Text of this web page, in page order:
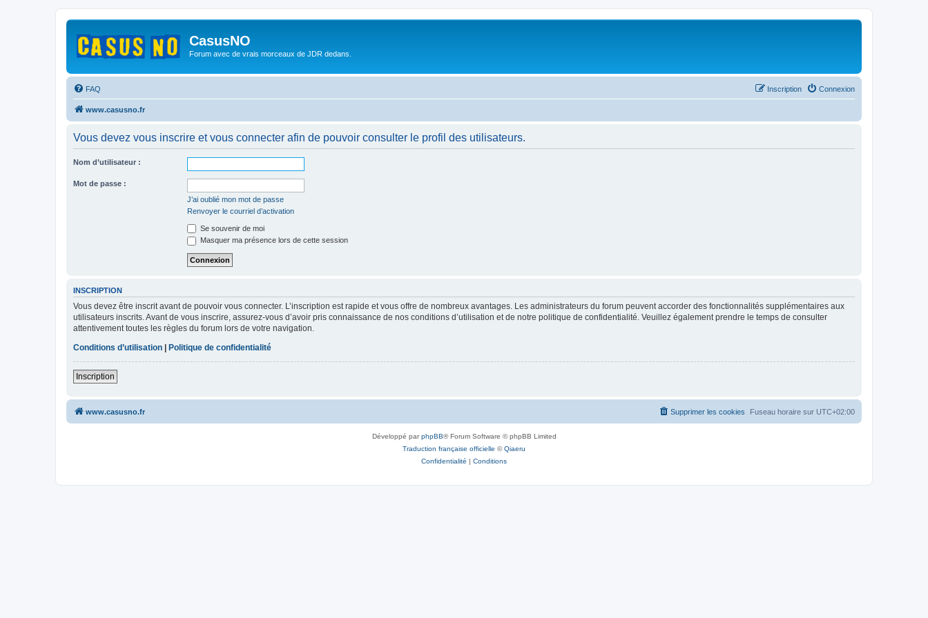
CasusNO
Forum avec de vrais morceaux de JDR dedans.
FAQ Connexion
Inscription
www.casusno.fr
Vous devez vous inscrire et vous connecter afin de pouvoir consulter le profil des utilisateurs.
Nom d’utilisateur :
Mot de passe :
J’ai oublié mon mot de passe
Renvoyer le courriel d’activation
Se souvenir de moi
Masquer ma présence lors de cette session
INSCRIPTION
Vous devez être inscrit avant de pouvoir vous connecter. L’inscription est rapide et vous offre de nombreux avantages. Les administrateurs du forum peuvent accorder des fonctionnalités supplémentaires aux
utilisateurs inscrits. Avant de vous inscrire, assurez-vous d’avoir pris connaissance de nos conditions d’utilisation et de notre politique de confidentialité. Veuillez également prendre le temps de consulter
attentivement toutes les règles du forum lors de votre navigation.
Conditions d’utilisation
Politique de confidentialité
Inscription
www.casusno.fr Fuseau horaire sur UTC+02:00
Supprimer les cookies
Développé parphpBB® Forum Software © phpBB Limited
Traduction française officielle ©Qiaeru
Confidentialité | Conditions